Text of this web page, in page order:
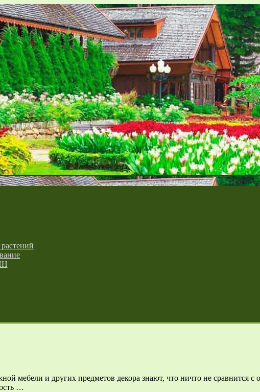
мебели и других предметов декора знают, что ничто не сравнится
…